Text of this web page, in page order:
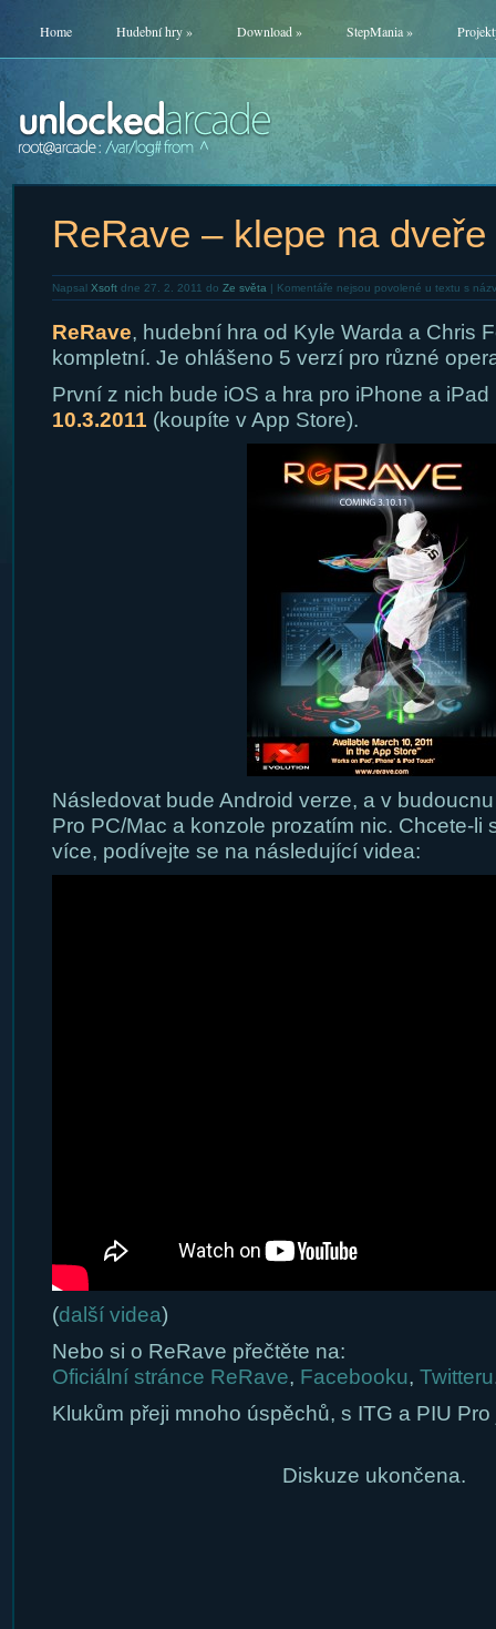
Home Hudební hry» Download» StepMania»
ReRave – klepe na dveře
Napsal Xsoftdne 27. 2. 2011 do Ze světa | Komentáře nejsou povolené u textu s
ReRave, hudební hra od Kyle Warda a Chris
kompletní. Je ohlášeno 5 verzí pro různé
První z nich bude iOS a hra pro iPhone a
10.3.2011 (koupíte v App Store).
Následovat bude Android verze, a v
Pro PC/Mac a konzole prozatím nic. Chcete-li
více, podívejte se na následující videa:
(další videa)
Nebo si o ReRave přečtěte na:
Oficiální stránce ReRave, Facebooku, Twitteru
Klukům přeji mnoho úspěchů, s ITG a PIU
Diskuze ukončena.